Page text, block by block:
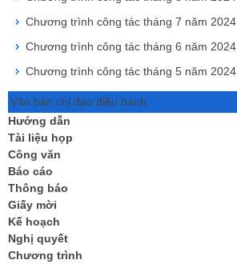
Chương trình công tác tháng 7 năm 2024
Chương trình công tác tháng 6 năm 2024
Chương trình công tác tháng 5 năm 2024
Văn bản chỉ đạo điều hành
Hướng dẫn
Tài liệu họp
Công văn
Báo cáo
Thông báo
Giấy mời
Kế hoạch
Nghị quyết
Chương trình